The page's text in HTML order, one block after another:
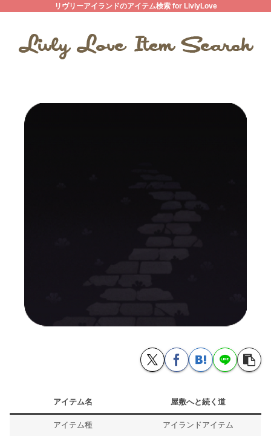
リヴリーアイランドのアイテム検索 for LivlyLove
アイテム名 屋敷へと続く道
アイテム種 アイランドアイテム